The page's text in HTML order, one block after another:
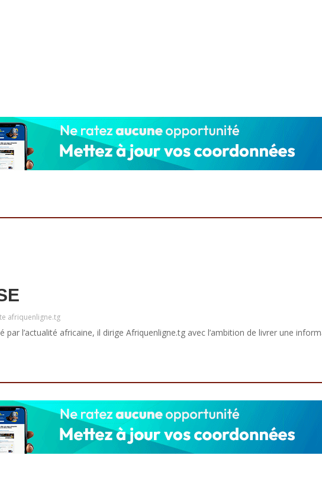
afriquenligne.tg
par l’actualité africaine, il dirige Afriquenligne.tg avec l’ambition de livrer une